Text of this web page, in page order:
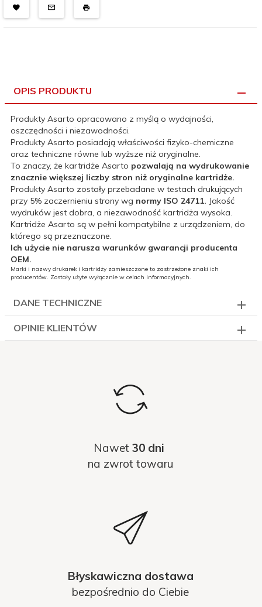
OPIS PRODUKTU
Produkty Asarto opracowano z myślą o wydajności,
oszczędności i niezawodności.
Produkty Asarto posiadają właściwości fizyko-chemiczne
oraz techniczne równe lub wyższe niż oryginalne.
To znaczy, że kartridże Asarto pozwalają na wydrukowanie
znacznie większej liczby stron niż oryginalne kartridże.
Produkty Asarto zostały przebadane w testach drukujących
przy 5% zaczernieniu strony wg normy ISO 24711. Jakość
wydruków jest dobra, a niezawodność kartridża wysoka.
Kartridże Asarto są w pełni kompatybilne z urządzeniem, do
którego są przeznaczone.
Ich użycie nie narusza warunków gwarancji producenta
OEM.
Marki i nazwy drukarek i kartridży zamieszczone to zastrzeżone znaki ich
producentów. Zostały użyte wyłącznie w celach informacyjnych.
DANE TECHNICZNE
OPINIE KLIENTÓW
Nawet 30 dni
na zwrot towaru
Błyskawiczna dostawa
bezpośrednio do Ciebie